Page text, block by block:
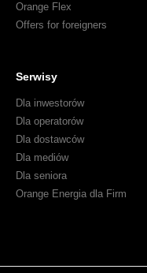
Orange Flex
Offers for foreigners
Serwisy
Dla inwestorów
Dla operatorów
Dla dostawców
Dla mediów
Dla seniora
Orange Energia dla Firm